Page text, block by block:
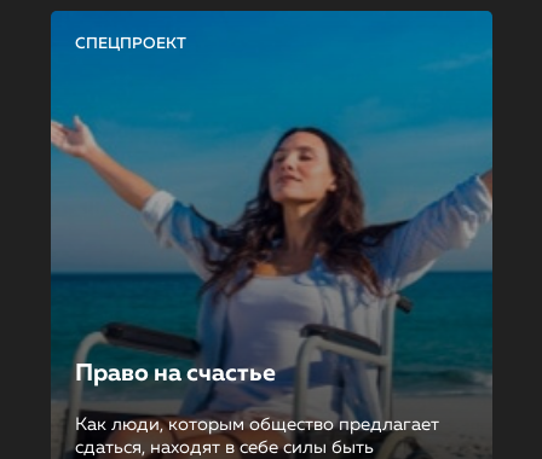
СПЕЦПРОЕКТ
Право на счастье
Как люди, которым общество предлагает
сдаться, находят в себе силы быть